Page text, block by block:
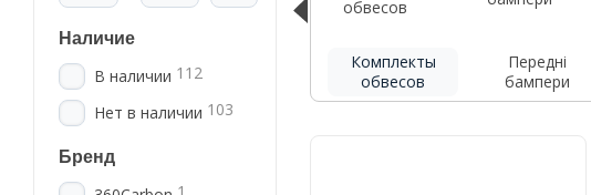
Комплекты
обвесов
Передні
бампери
Наличие
В наличии 112
Нет в наличии 103
Бренд